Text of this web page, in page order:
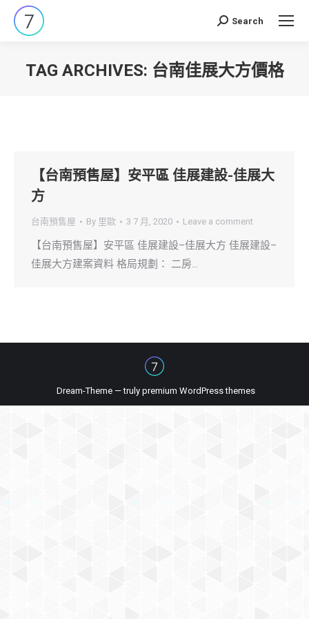
Search:
Search
TAG ARCHIVES: 台南佳展大方價格
【台南預售屋】安平區 佳展建設-佳展大
方
台南預售屋 By 里歐 3 7 月, 2020 Leave a comment
【台南預售屋】安平區 佳展建設–佳展大方 佳展建設–
佳展大方建案資料 格局規劃： 二房…
Dream-Theme — truly premium WordPress themes